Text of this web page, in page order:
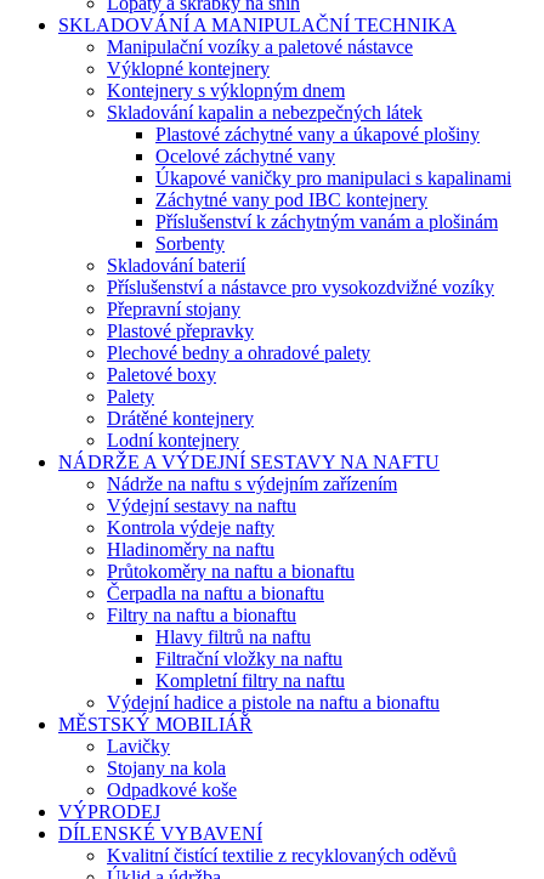
SKLADOVÁNÍ A MANIPULAČNÍ TECHNIKA
Manipulační vozíky a paletové nástavce
Výklopné kontejnery
Kontejnery s výklopným dnem
Skladování kapalin a nebezpečných látek
Plastové záchytné vany a úkapové plošiny
Ocelové záchytné vany
Úkapové vaničky pro manipulaci s kapalinami
Záchytné vany pod IBC kontejnery
Příslušenství k záchytným vanám a plošinám
Sorbenty
Skladování baterií
Příslušenství a nástavce pro vysokozdvižné vozíky
Přepravní stojany
Plastové přepravky
Plechové bedny a ohradové palety
Paletové boxy
Palety
Drátěné kontejnery
Lodní kontejnery
NÁDRŽE A VÝDEJNÍ SESTAVY NA NAFTU
Nádrže na naftu s výdejním zařízením
Výdejní sestavy na naftu
Kontrola výdeje nafty
Hladinoměry na naftu
Průtokoměry na naftu a bionaftu
Čerpadla na naftu a bionaftu
Filtry na naftu a bionaftu
Hlavy filtrů na naftu
Filtrační vložky na naftu
Kompletní filtry na naftu
Výdejní hadice a pistole na naftu a bionaftu
MĚSTSKÝ MOBILIÁŘ
Lavičky
Stojany na kola
Odpadkové koše
VÝPRODEJ
DÍLENSKÉ VYBAVENÍ
Kvalitní čistící textilie z recyklovaných oděvů